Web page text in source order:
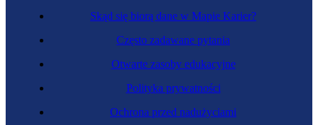
Skąd się biorą dane w Mapie Karier?
Często zadawane pytania
Otwarte zasoby edukacyjne
Polityka prywatności
Ochrona przed nadużyciami